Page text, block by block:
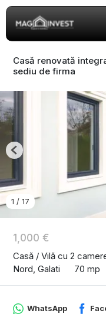
Casă renovată
sediu de firma
1,000 €
Casă / Vilă cu 2
Nord, Galati
70 mp
1 / 17
Previous
WhatsApp